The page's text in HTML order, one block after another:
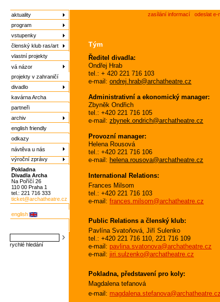
aktuality
program
vstupenky
členský klub ras/art
vlastní projekty
vá názor
projekty v zahraničí
divadlo
kavárna Archa
partneři
archiv
english friendly
odkazy
návtěva u nás
výroční zprávy
Pokladna
Divadla Archa
Na Poříčí 26
110 00 Praha 1
tel.: 221 716 333
ticket@archatheatre.cz
english
rychlé hledání
zasílání informací odeslat e-
Tým
Ředitel divadla:
Ondřej Hrab
tel.: + 420 221 716 103
e-mail: ondrej.hrab@archatheatre.cz
Administrativní a ekonomický manager:
Zbyněk Ondřich
tel.: +420 221 716 105
e-mail: zbynek.ondrich@archatheatre.cz
Provozní manager:
Helena Rousová
tel.: +420 221 716 106
e-mail: helena.rousova@archatheatre.cz
International Relations:
Frances Milsom
tel.: +420 221 716 103
e-mail: frances.milsom@archatheatre.cz
Public Relations a členský klub:
Pavlína Svatoňová, Jiří Sulenko
tel.: +420 221 716 110, 221 716 109
e-mail: pavlina.svatonova@archatheatre.cz
e-mail: jiri.sulzenko@archatheatre.cz
Pokladna, představení pro koly:
Magdalena tefanová
e-mail: